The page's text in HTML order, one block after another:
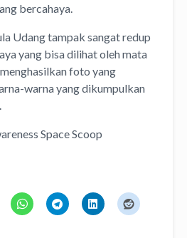
bercahaya.
Udang tampak sangat redup
yang bisa dilihat oleh mata
foto yang
warna yang dikumpulkan
Space Scoop